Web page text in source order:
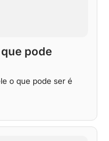
pode
o que pode ser é